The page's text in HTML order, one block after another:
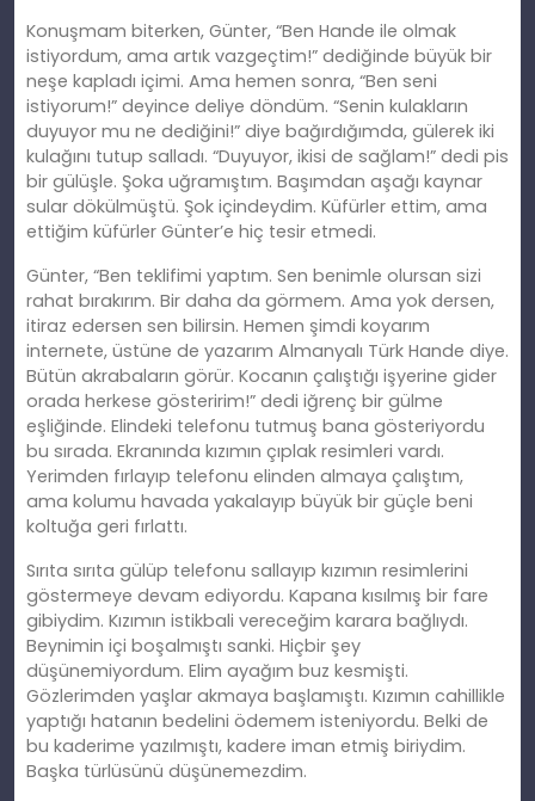
Konuşmam biterken, Günter, “Ben Hande ile olmak
istiyordum, ama artık vazgeçtim!” dediğinde büyük bir
neşe kapladı içimi. Ama hemen sonra, “Ben seni
istiyorum!” deyince deliye döndüm. “Senin kulakların
duyuyor mu ne dediğini!” diye bağırdığımda, gülerek iki
kulağını tutup salladı. “Duyuyor, ikisi de sağlam!” dedi pis
bir gülüşle. Şoka uğramıştım. Başımdan aşağı kaynar
sular dökülmüştü. Şok içindeydim. Küfürler ettim, ama
ettiğim küfürler Günter’e hiç tesir etmedi.
Günter, “Ben teklifimi yaptım. Sen benimle olursan sizi
rahat bırakırım. Bir daha da görmem. Ama yok dersen,
itiraz edersen sen bilirsin. Hemen şimdi koyarım
internete, üstüne de yazarım Almanyalı Türk Hande diye.
Bütün akrabaların görür. Kocanın çalıştığı işyerine gider
orada herkese gösteririm!” dedi iğrenç bir gülme
eşliğinde. Elindeki telefonu tutmuş bana gösteriyordu
bu sırada. Ekranında kızımın çıplak resimleri vardı.
Yerimden fırlayıp telefonu elinden almaya çalıştım,
ama kolumu havada yakalayıp büyük bir güçle beni
koltuğa geri fırlattı.
Sırıta sırıta gülüp telefonu sallayıp kızımın resimlerini
göstermeye devam ediyordu. Kapana kısılmış bir fare
gibiydim. Kızımın istikbali vereceğim karara bağlıydı.
Beynimin içi boşalmıştı sanki. Hiçbir şey
düşünemiyordum. Elim ayağım buz kesmişti.
Gözlerimden yaşlar akmaya başlamıştı. Kızımın cahillikle
yaptığı hatanın bedelini ödemem isteniyordu. Belki de
bu kaderime yazılmıştı, kadere iman etmiş biriydim.
Başka türlüsünü düşünemezdim.